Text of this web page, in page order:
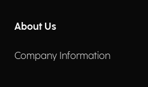
About Us
Company Information